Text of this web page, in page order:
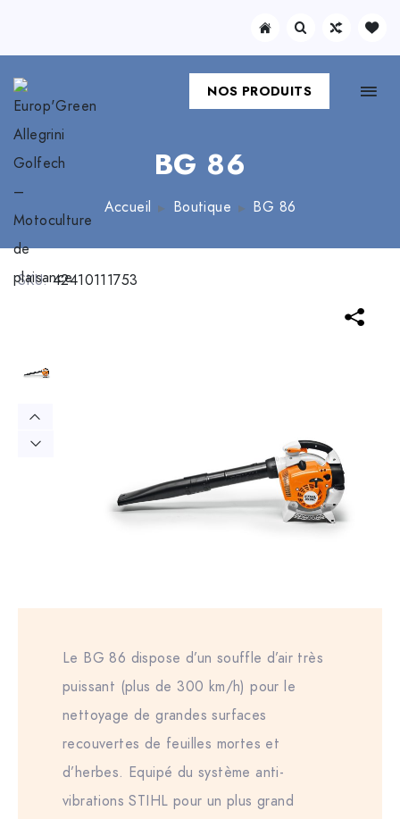
NOS PRODUITS
BG 86
Accueil Boutique BG 86
SKU:42410111753
Le BG 86 dispose d’un souffle d’air très
puissant (plus de 300 km/h) pour le
nettoyage de grandes surfaces
recouvertes de feuilles mortes et
d’herbes. Equipé du système anti-
vibrations STIHL pour un plus grand